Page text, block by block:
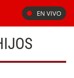
EN VIVO